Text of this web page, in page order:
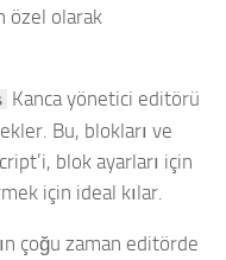
özel olarak
Kanca yönetici editörü
Bu, blokları ve
blok ayarları için
için ideal kılar.
çoğu zaman editörde